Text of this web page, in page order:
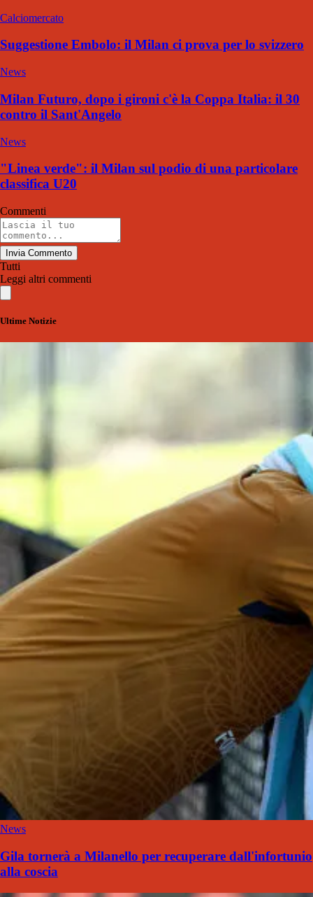
Calciomercato
Suggestione Embolo: il Milan ci prova per lo svizzero
News
Milan Futuro, dopo i gironi c'è la Coppa Italia: il 30
contro il Sant'Angelo
News
"Linea verde": il Milan sul podio di una particolare
classifica U20
Commenti
Invia Commento
Tutti
Leggi altri commenti
Ultime Notizie
News
Gila tornerà a Milanello per recuperare dall'infortunio
alla coscia